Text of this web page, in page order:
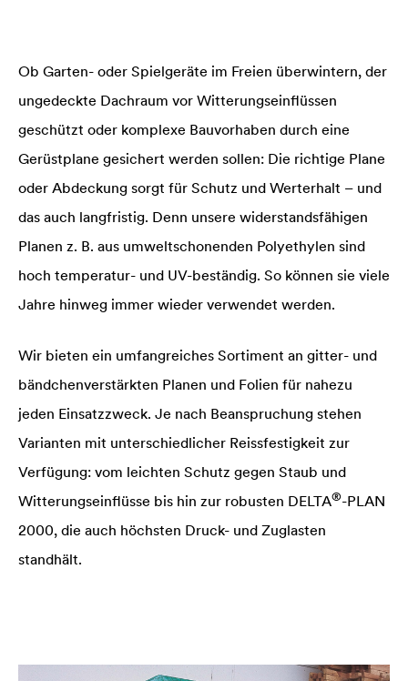
Ob Garten- oder Spielgeräte im Freien überwintern, der
ungedeckte Dachraum vor Witterungseinflüssen
geschützt oder komplexe Bauvorhaben durch eine
Gerüstplane gesichert werden sollen: Die richtige Plane
oder Abdeckung sorgt für Schutz und Werterhalt – und
das auch langfristig. Denn unsere widerstandsfähigen
Planen z. B. aus umweltschonenden Polyethy­len sind
hoch temperatur- und UV-beständig. So können sie viele
Jahre hinweg immer wieder verwendet werden.
Wir bieten ein umfangreiches Sortiment an gitter- und
bändchenverstärkten Planen und Fo­lien für nahezu
jeden Ein­satz­zweck. Je nach Beanspruchung stehen
Varianten mit unter­schiedlicher Reissfestigkeit zur
Verfü­gung: vom leichten Schutz gegen Staub und
Witte­rungseinflüsse bis hin zur robusten DELTA®-PLAN
2000, die auch höchsten Druck- und Zuglasten
standhält.